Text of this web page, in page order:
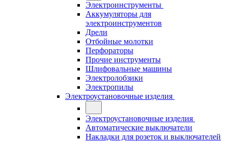
Электроинструменты
Аккумуляторы для
электроинструментов
Дрели
Отбойные молотки
Перфораторы
Прочие инструменты
Шлифовальные машины
Электролобзики
Электропилы
Электроустановочные изделия
Электроустановочные изделия
Автоматические выключатели
Накладки для розеток и выключателей